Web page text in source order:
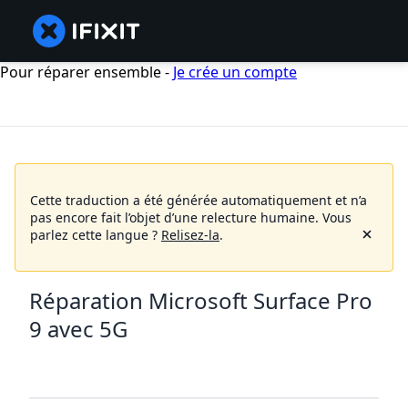
Pour réparer ensemble - Je crée un compte
Cette traduction a été générée automatiquement et n’a
pas encore fait l’objet d’une relecture humaine. Vous
parlez cette langue ? Relisez-la.
Réparation Microsoft Surface Pro
9 avec 5G